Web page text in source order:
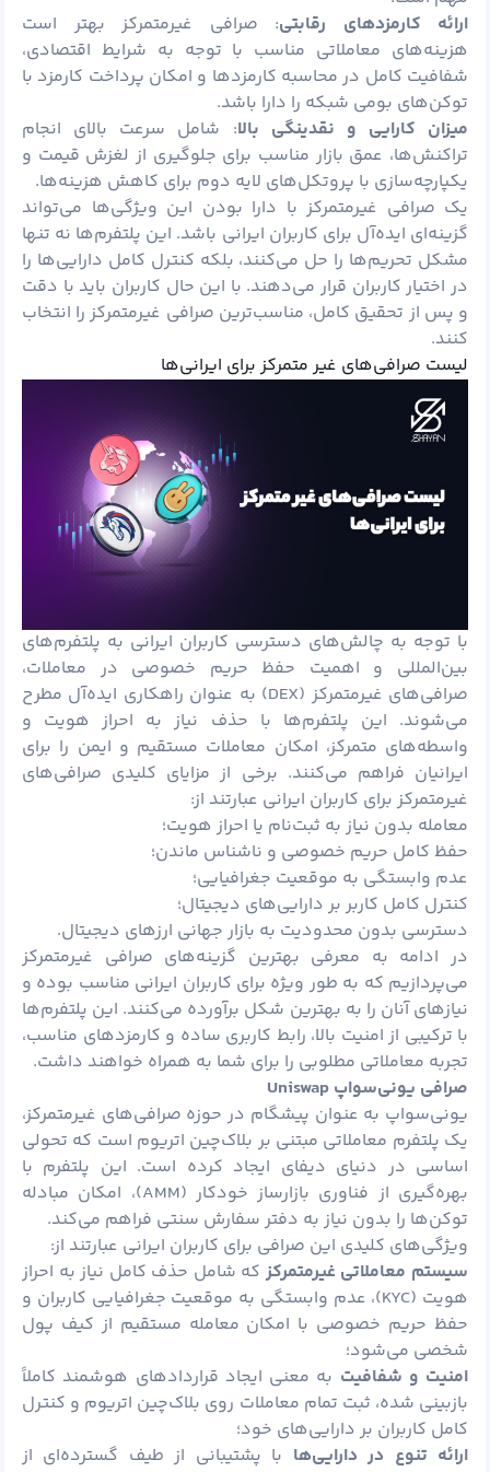
ارائه کارمزدهای رقابتی: صرافی غیرمتمرکز بهتر است
هزینه‌های معاملاتی مناسب با توجه به شرایط اقتصادی،
شفافیت کامل در محاسبه کارمزدها و امکان پرداخت کارمزد با
توکن‌های بومی شبکه را دارا باشد.
میزان کارایی و نقدینگی بالا: شامل سرعت بالای انجام
تراکنش‌ها، عمق بازار مناسب برای جلوگیری از لغزش قیمت و
یکپارچه‌سازی با پروتکل‌های لایه دوم برای کاهش هزینه‌ها.
یک صرافی‌ غیرمتمرکز با دارا بودن این ویژگی‌ها می‌تواند
گزینه‌ای ایده‌آل برای کاربران ایرانی باشد. این پلتفرم‌ها نه ‌تنها
مشکل تحریم‌ها را حل می‌کنند، بلکه کنترل کامل دارایی‌ها را
در اختیار کاربران قرار می‌دهند. با این حال کاربران باید با دقت
و پس از تحقیق کامل، مناسب‌ترین صرافی غیرمتمرکز را انتخاب
کنند.
لیست صرافی‌های غیر متمرکز برای ایرانی‌ها
با توجه به چالش‌های دسترسی کاربران ایرانی به پلتفرم‌های
بین‌المللی و اهمیت حفظ حریم خصوصی در معاملات،
صرافی‌های غیرمتمرکز (DEX) به عنوان راهکاری ایده‌آل مطرح
می‌شوند. این پلتفرم‌ها با حذف نیاز به احراز هویت و
واسطه‌های متمرکز، امکان معاملات مستقیم و ایمن را برای
ایرانیان فراهم می‌کنند. برخی از مزایای کلیدی صرافی‌های
غیرمتمرکز برای کاربران ایرانی عبارتند از:
معامله بدون نیاز به ثبت‌نام یا احراز هویت؛
حفظ کامل حریم خصوصی و ناشناس ماندن؛
عدم وابستگی به موقعیت جغرافیایی؛
کنترل کامل کاربر بر دارایی‌های دیجیتال؛
دسترسی بدون محدودیت به بازار جهانی ارزهای دیجیتال.
در ادامه به معرفی بهترین گزینه‌های صرافی غیرمتمرکز
می‌پردازیم که به طور ویژه برای کاربران ایرانی مناسب بوده و
نیازهای آنان را به بهترین شکل برآورده می‌کنند. این پلتفرم‌ها
با ترکیبی از امنیت بالا، رابط کاربری ساده و کارمزدهای مناسب،
تجربه معاملاتی مطلوبی را برای شما به همراه خواهند داشت.
صرافی یونی‌سواپ Uniswap
یونی‌سواپ به عنوان پیشگام در حوزه صرافی‌های غیرمتمرکز،
یک پلتفرم معاملاتی مبتنی بر بلاک‌چین اتریوم است که تحولی
اساسی در دنیای دیفای ایجاد کرده است. این پلتفرم با
بهره‌گیری از فناوری بازارساز خودکار (AMM)، امکان مبادله
توکن‌ها را بدون نیاز به دفتر سفارش سنتی فراهم می‌کند.
ویژگی‌های کلیدی این صرافی برای کاربران ایرانی عبارتند از:
سیستم معاملاتی غیرمتمرکز که شامل حذف کامل نیاز به احراز
هویت (KYC)، عدم وابستگی به موقعیت جغرافیایی کاربران و
حفظ حریم خصوصی با امکان معامله مستقیم از کیف پول
شخصی می‌شود؛
امنیت و شفافیت به معنی ایجاد قراردادهای هوشمند کاملاً
بازبینی شده، ثبت تمام معاملات روی بلاک‌چین اتریوم و کنترل
کامل کاربران بر دارایی‌های خود؛
ارائه تنوع در دارایی‌ها با پشتیبانی از طیف گسترده‌ای از